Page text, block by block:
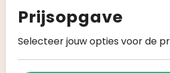
Prijsopgave
Selecteer jouw opties voor de